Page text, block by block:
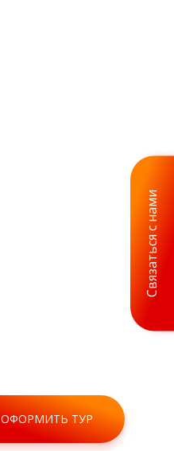
ОФОРМИТЬ ТУР
Связаться с нами